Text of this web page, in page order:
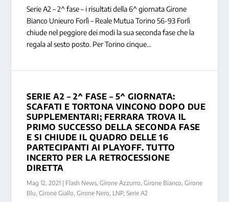
Serie A2 – 2^ fase – i risultati della 6^ giornata Girone
Bianco Unieuro Forlì – Reale Mutua Torino 56-93 Forlì
chiude nel peggiore dei modi la sua seconda fase che la
regala al sesto posto. Per Torino cinque...
SERIE A2 – 2^ FASE – 5^ GIORNATA:
SCAFATI E TORTONA VINCONO DOPO DUE
SUPPLEMENTARI; FERRARA TROVA IL
PRIMO SUCCESSO DELLA SECONDA FASE
E SI CHIUDE IL QUADRO DELLE 16
PARTECIPANTI AI PLAYOFF. TUTTO
INCERTO PER LA RETROCESSIONE
DIRETTA
Mag 12, 2021 | Flash News,Girone Azzurro,Girone Bianco,Girone
Blu,Girone Giallo,Girone Nero, LNP,Serie A2